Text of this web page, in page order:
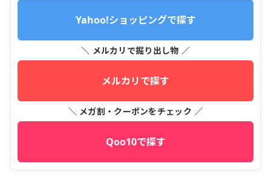
Yahoo!ショッピングで探す
＼ メルカリで掘り出し物 ／
メルカリで探す
＼ メガ割・クーポンをチェック ／
Qoo10で探す